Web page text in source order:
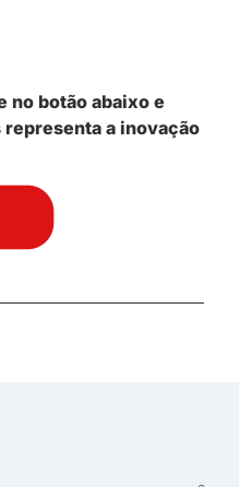
no botão abaixo e
a inovação